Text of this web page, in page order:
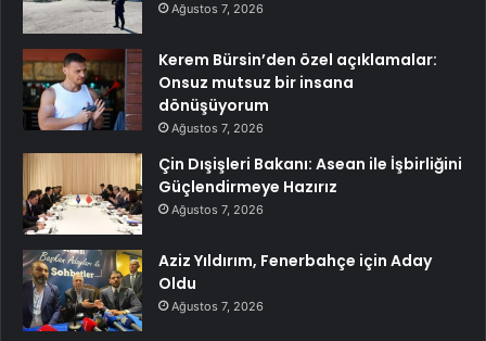
Ağustos 7, 2026
Kerem Bürsin’den özel açıklamalar:
Onsuz mutsuz bir insana
dönüşüyorum
Ağustos 7, 2026
Çin Dışişleri Bakanı: Asean ile İşbirliğini
Güçlendirmeye Hazırız
Ağustos 7, 2026
Aziz Yıldırım, Fenerbahçe için Aday
Oldu
Ağustos 7, 2026